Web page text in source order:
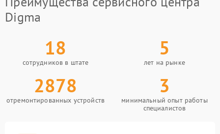
Digma
18
сотрудников в штате
5
лет на рынке
2878
отремонтированных устройств
3
минимальный опыт работы
специалистов